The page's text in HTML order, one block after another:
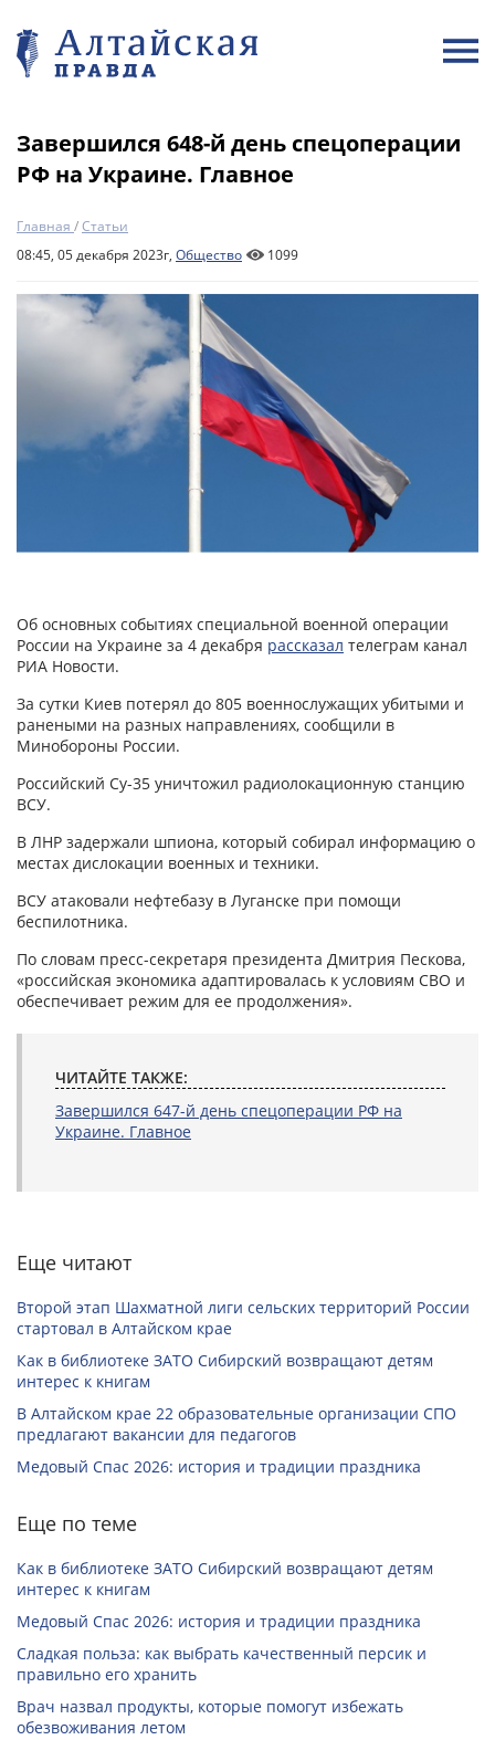
Завершился 648-й день спецоперации
РФ на Украине. Главное
Главная /Статьи
08:45, 05 декабря 2023г, Общество 1099
Об основных событиях специальной военной операции
России на Украине за 4 декабря рассказал телеграм канал
РИА Новости.
За сутки Киев потерял до 805 военнослужащих убитыми и
ранеными на разных направлениях, сообщили в
Минобороны России.
Российский Су-35 уничтожил радиолокационную станцию
ВСУ.
В ЛНР задержали шпиона, который собирал информацию о
местах дислокации военных и техники.
ВСУ атаковали нефтебазу в Луганске при помощи
беспилотника.
По словам пресс-секретаря президента Дмитрия Пескова,
«российская экономика адаптировалась к условиям СВО и
обеспечивает режим для ее продолжения».
ЧИТАЙТЕ ТАКЖЕ:
Завершился 647-й день спецоперации РФ на
Украине. Главное
Еще читают
Второй этап Шахматной лиги сельских территорий России
стартовал в Алтайском крае
Как в библиотеке ЗАТО Сибирский возвращают детям
интерес к книгам
В Алтайском крае 22 образовательные организации СПО
предлагают вакансии для педагогов
Медовый Спас 2026: история и традиции праздника
Еще по теме
Как в библиотеке ЗАТО Сибирский возвращают детям
интерес к книгам
Медовый Спас 2026: история и традиции праздника
Сладкая польза: как выбрать качественный персик и
правильно его хранить
Врач назвал продукты, которые помогут избежать
обезвоживания летом